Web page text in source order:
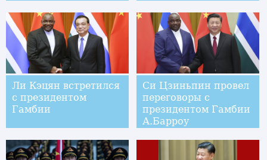
съезда КПК и
сплоченности
высшего руководства
Ли Кэцян встретился
с президентом
Гамбии
Си Цзиньпин провел
переговоры с
президентом Гамбии
А.Барроу